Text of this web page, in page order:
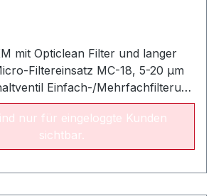
mit Opticlean Filter und langer
Filtereinsatz MC-18, 5-20 µm
Einfach-/Mehrfachfilterung
Entleereinrichtung - Manometer
- Inklusive Montagezubehör
nur für eingeloggte Kunden
sichtbar.